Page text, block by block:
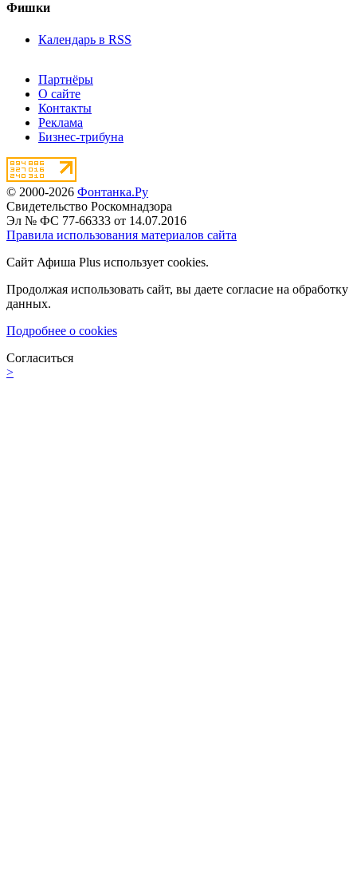
Фишки
Календарь в RSS
Партнёры
О сайте
Контакты
Реклама
Бизнес-трибуна
© 2000-2026 Фонтанка.Ру
Свидетельство Роскомнадзора
Эл № ФС 77-66333 от 14.07.2016
Правила использования материалов сайта
Сайт Афиша Plus использует cookies.
Продолжая использовать сайт, вы даете согласие на обработку
данных.
Подробнее о cookies
Согласиться
>